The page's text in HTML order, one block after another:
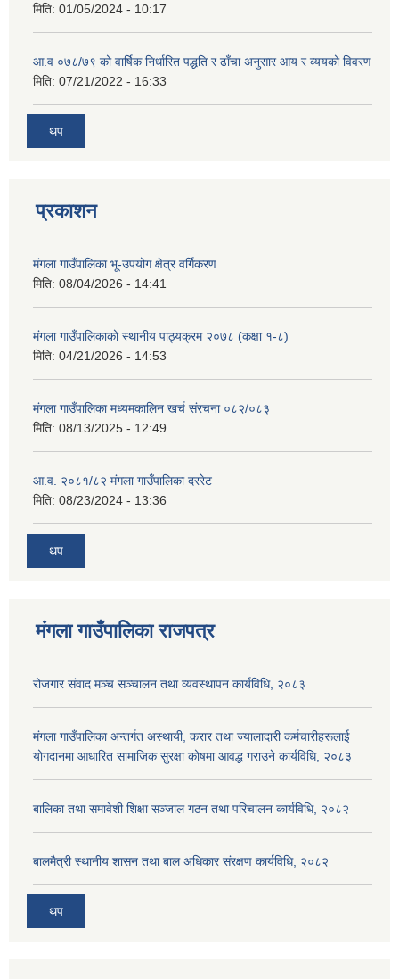
मिति: 01/05/2024 - 10:17
आ.व ०७८/७९ को वार्षिक निर्धारित पद्धति र ढाँचा अनुसार आय र व्ययको विवरण
मिति: 07/21/2022 - 16:33
थप
प्रकाशन
मंगला गाउँपालिका भू-उपयोग क्षेत्र वर्गिकरण
मिति: 08/04/2026 - 14:41
मंगला गाउँपालिकाको स्थानीय पाठ्यक्रम २०७८ (कक्षा १-८)
मिति: 04/21/2026 - 14:53
मंगला गाउँपालिका मध्यमकालिन खर्च संरचना ०८२/०८३
मिति: 08/13/2025 - 12:49
आ.व. २०८१/८२ मंगला गाउँपालिका दररेट
मिति: 08/23/2024 - 13:36
थप
मंगला गाउँपालिका राजपत्र
रोजगार संवाद मञ्च सञ्चालन तथा व्यवस्थापन कार्यविधि, २०८३
मंगला गाउँपालिका अन्तर्गत अस्थायी, करार तथा ज्यालादारी कर्मचारीहरूलाई
योगदानमा आधारित सामाजिक सुरक्षा कोषमा आवद्ध गराउने कार्यविधि, २०८३
बालिका तथा समावेशी शिक्षा सञ्जाल गठन तथा परिचालन कार्यविधि, २०८२
बालमैत्री स्थानीय शासन तथा बाल अधिकार संरक्षण कार्यविधि, २०८२
थप